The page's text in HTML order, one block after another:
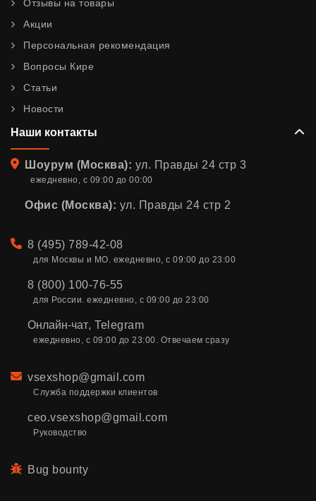
Отзывы на товары
Акции
Персональная рекомендация
Вопросы Кире
Статьи
Новости
Наши контакты
Адрес
Шоурум (Москва): ул. Правды 24 стр 3
ежедневно, с 09:00 до 00:00
Офис (Москва): ул. Правды 24 стр 2
Телефон
8 (495) 789-42-08
для Москвы и МО. ежедневно, с 09:00 до 23:00
8 (800) 100-76-55
для России. ежедневно, с 09:00 до 23:00
Онлайн-чат, Telegram
ежедневно, с 09:00 до 23:00. Отвечаем сразу
Email
vsexshop@gmail.com
Служба поддержки клиентов
ceo.vsexshop@gmail.com
Руководство
Bug bounty